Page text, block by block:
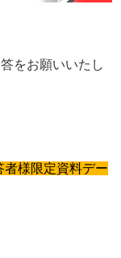
をお願いいたし
者様限定資料デー